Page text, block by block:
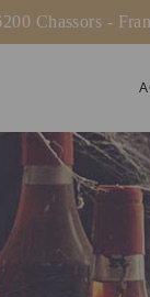
Chassors -